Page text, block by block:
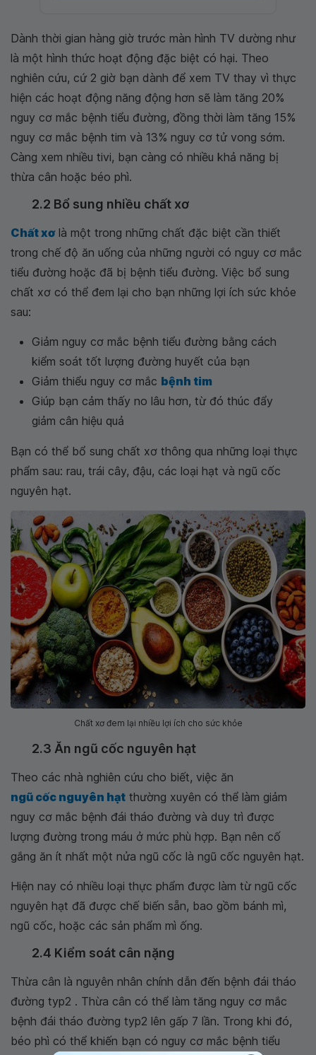
Dành thời gian hàng giờ trước màn hình TV dường như
là một hình thức hoạt động đặc biệt có hại. Theo
nghiên cứu, cứ 2 giờ bạn dành để xem TV thay vì thực
hiện các hoạt động năng động hơn sẽ làm tăng 20%
nguy cơ mắc bệnh tiểu đường, đồng thời làm tăng 15%
nguy cơ mắc bệnh tim và 13% nguy cơ tử vong sớm.
Càng xem nhiều tivi, bạn càng có nhiều khả năng bị
thừa cân hoặc béo phì.
2.2 Bổ sung nhiều chất xơ
Chất xơlà một trong những chất đặc biệt cần thiết
trong chế độ ăn uống của những người có nguy cơ mắc
tiểu đường hoặc đã bị bệnh tiểu đường. Việc bổ sung
chất xơ có thể đem lại cho bạn những lợi ích sức khỏe
sau:
Giảm nguy cơ mắc bệnh tiểu đường bằng cách
kiểm soát tốt lượng đường huyết của bạn
Giảm thiểu nguy cơ mắc bệnh tim
Giúp bạn cảm thấy no lâu hơn, từ đó thúc đẩy
giảm cân hiệu quả
Bạn có thể bổ sung chất xơ thông qua những loại thực
phẩm sau: rau, trái cây, đậu, các loại hạt và ngũ cốc
nguyên hạt.
Chất xơ đem lại nhiều lợi ích cho sức khỏe
2.3 Ăn ngũ cốc nguyên hạt
Theo các nhà nghiên cứu cho biết, việc ăn
ngũ cốc nguyên hạt thường xuyên có thể làm giảm
nguy cơ mắc bệnh đái tháo đường và duy trì được
lượng đường trong máu ở mức phù hợp. Bạn nên cố
gắng ăn ít nhất một nửa ngũ cốc là ngũ cốc nguyên hạt.
Hiện nay có nhiều loại thực phẩm được làm từ ngũ cốc
nguyên hạt đã được chế biến sẵn, bao gồm bánh mì,
ngũ cốc, hoặc các sản phẩm mì ống.
2.4 Kiểm soát cân nặng
Thừa cân là nguyên nhân chính dẫn đến bệnh đái tháo
đường typ2 . Thừa cân có thể làm tăng nguy cơ mắc
bệnh đái tháo đường typ2 lên gấp 7 lần. Trong khi đó,
béo phì có thể khiến bạn có nguy cơ mắc bệnh tiểu